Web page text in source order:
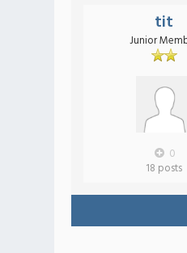
tit
Junior
0
18 posts